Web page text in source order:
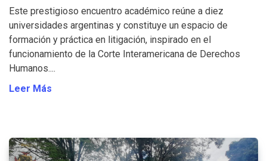
Este prestigioso encuentro académico reúne a diez
universidades argentinas y constituye un espacio de
formación y práctica en litigación, inspirado en el
funcionamiento de la Corte Interamericana de Derechos
Humanos....
Leer Más